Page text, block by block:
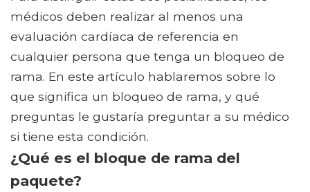
médicos deben realizar al menos una
evaluación cardíaca de referencia en
cualquier persona que tenga un bloqueo de
rama. En este artículo hablaremos sobre lo
que significa un bloqueo de rama, y ​​qué
preguntas le gustaría preguntar a su médico
si tiene esta condición.
¿Qué es el bloque de rama del
paquete?